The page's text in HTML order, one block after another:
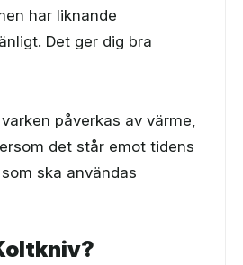
har liknande
Det ger dig bra
påverkas av värme,
det står emot tidens
ska användas